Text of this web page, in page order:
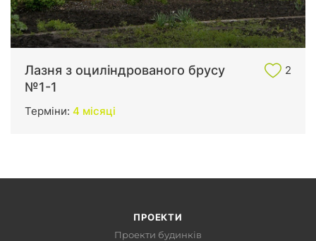
Лазня з оциліндрованого брусу
№1-1
2
Терміни: 4 місяці
ПРОЕКТИ
Проекти будинків